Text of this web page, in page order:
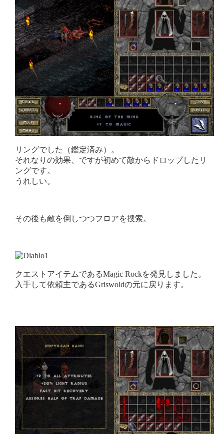
リングでした（鑑定済み）。
それなりの効果、ですが初めて敵からドロップしたリ
ングです。
うれしい。
その後も敵を倒しつつフロアを捜索。
クエストアイテムであるMagic Rockを発見しました。
入手して依頼主であるGriswoldの元に戻ります。